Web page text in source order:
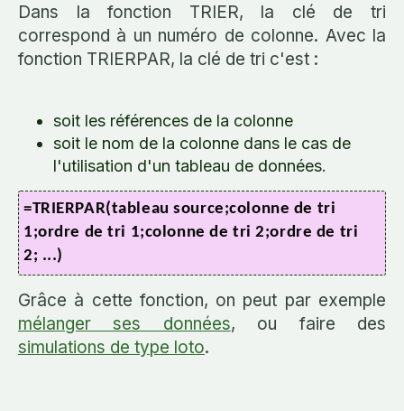
Dans la fonction TRIER, la clé de tri
correspond à un numéro de colonne. Avec la
fonction TRIERPAR, la clé de tri c'est :
soit les références de la colonne
soit le nom de la colonne dans le cas de
l'utilisation d'un tableau de données.
=TRIERPAR(tableau source;colonne de tri
1;ordre de tri 1;colonne de tri 2;ordre de tri
2; ...)
Grâce à cette fonction, on peut par exemple
mélanger ses données, ou faire des
simulations de type loto.